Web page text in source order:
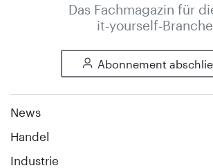
Das Fachmagazin für
it-yourself-Branche
Abonnement
News
Handel
Industrie